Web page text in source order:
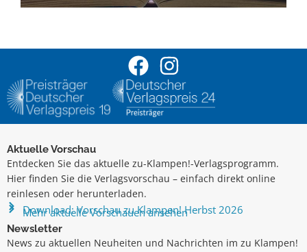
Aktuelle Vorschau
Entdecken Sie das aktuelle zu-Klampen!-Verlagsprogramm.
Hier finden Sie die Verlagsvorschau – einfach direkt online
reinlesen oder herunterladen.
Download: Vorschau zu Klampen! Herbst 2026
Mehr aktuelle Vorschauen ansehen
Newsletter
News zu aktuellen Neuheiten und Nachrichten im zu Klampen!